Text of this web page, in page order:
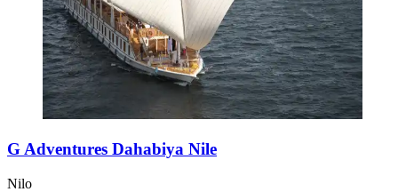
G Adventures Dahabiya Nile
Nilo